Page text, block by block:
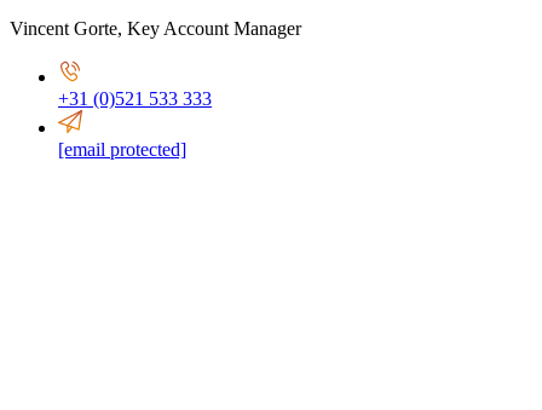
Vincent Gorte, Key Account Manager
+31 (0)521 533 333
[email protected]